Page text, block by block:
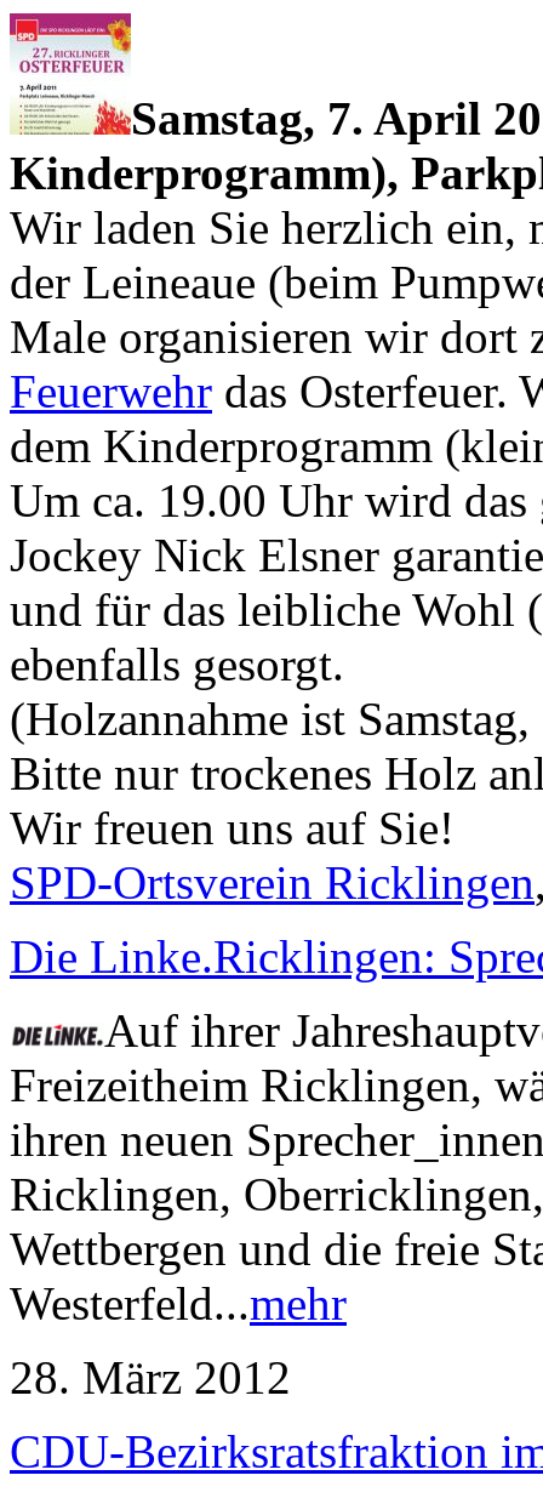
Samstag, 7. April
Kinderprogramm),
Wir laden Sie herzlich ein,
der Leineaue (beim
Male organisieren wir dort
Feuerwehr das Osterfeuer.
dem Kinderprogramm
Um ca. 19.00 Uhr wird das
Jockey Nick Elsner
und für das leibliche Wohl
ebenfalls gesorgt.
(Holzannahme ist
Bitte nur trockenes Holz
Wir freuen uns auf Sie!
SPD-Ortsverein Ricklingen
Die Linke.Ricklingen:
Auf ihrer
Freizeitheim Ricklingen,
ihren neuen
Ricklingen,
Wettbergen und die freie
Westerfeld...mehr
28. März 2012
CDU-Bezirksratsfraktion